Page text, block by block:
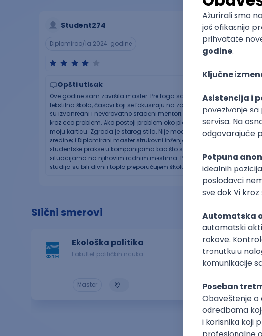
Student274
Diplomirao/la 2024. godine
Opšti utisak
Ove godine sam završila master. Pre toga sam diplomirala na
tekstilna škola, časovi koji se fokusiraju na zaštitnu odeću i
su izvanredni i neverovatno srdačni mentori. Studentska služba i
kroz ceo problem. Ako postoji problem oko plaćanja, samo se javite.
moju karticu. Zgrada je starog stila. Nije moderna i to se vidi, ali
sredine; i Diplomirani master strukovni inženjer zaštite životne
studentske prakse u kompanijama kao što su EPS i Srbija Gas.
situacijama na njihovim radnim mestima. Posetili smo lokalnu
studija su bili divni i toplo preporučujem školu.
Slični smerovi
Ekološka politika
Fakultet političkih nauka
Master